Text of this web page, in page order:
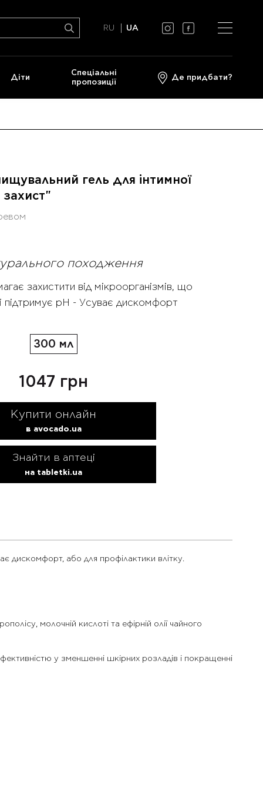
RU UA
Діти
Спеціальні
пропозиції
Де придбати?
гель для інтимної
захист"
походження
захистити від мікроорганізмів, що
підтримує рН - Усуває дискомфорт
300 мл
1047 грн
Купити онлайн
в avocado.ua
Знайти в аптеці
на tabletki.ua
дискомфорт, або для профілактики влітку.
молочній кислоті та ефірній олії чайного
у зменшенні шкірних розладів і покращенні